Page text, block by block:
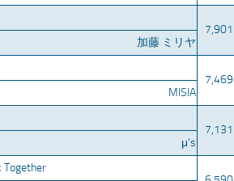
7,901
加藤 ミリヤ
7,469
MISIA
7,131
μ’s
Together